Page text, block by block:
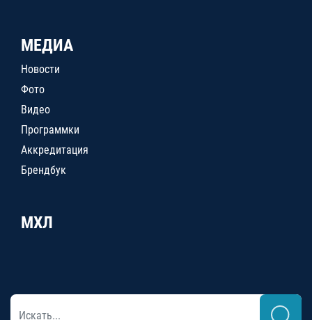
МЕДИА
Новости
Фото
Видео
Программки
Аккредитация
Брендбук
МХЛ